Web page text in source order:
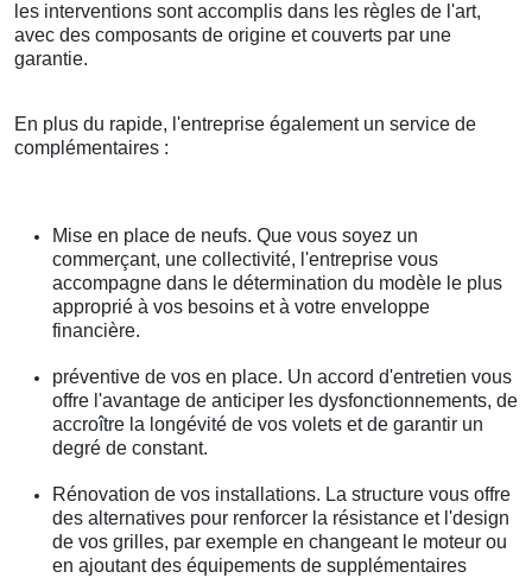
les interventions sont accomplis dans les règles de l'art,
avec des composants de origine et couverts par une
garantie.
En plus du rapide, l'entreprise également un service de
complémentaires :
Mise en place de neufs. Que vous soyez un
commerçant, une collectivité, l'entreprise vous
accompagne dans le détermination du modèle le plus
approprié à vos besoins et à votre enveloppe
financière.
préventive de vos en place. Un accord d'entretien vous
offre l'avantage de anticiper les dysfonctionnements, de
accroître la longévité de vos volets et de garantir un
degré de constant.
Rénovation de vos installations. La structure vous offre
des alternatives pour renforcer la résistance et l'design
de vos grilles, par exemple en changeant le moteur ou
en ajoutant des équipements de supplémentaires